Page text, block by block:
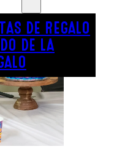
DE REGALO
DE LA
ENGLISH